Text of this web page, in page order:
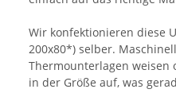
Wir konfektionieren diese
200x80*) selber.
Thermounterlagen weisen
in der Größe auf, was